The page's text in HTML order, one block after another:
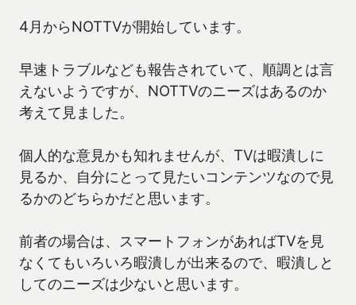
4月からNOTTVが開始しています。
早速トラブルなども報告されていて、順調とは言
えないようですが、NOTTVのニーズはあるのか
考えて見ました。
個人的な意見かも知れませんが、TVは暇潰しに
見るか、自分にとって見たいコンテンツなので見
るかのどちらかだと思います。
前者の場合は、スマートフォンがあればTVを見
なくてもいろいろ暇潰しが出来るので、暇潰しと
してのニーズは少ないと思います。